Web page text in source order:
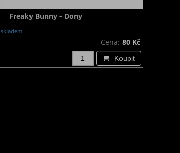
Freaky Bunny - Dony
skladem
Cena: 80 Kč
Koupit